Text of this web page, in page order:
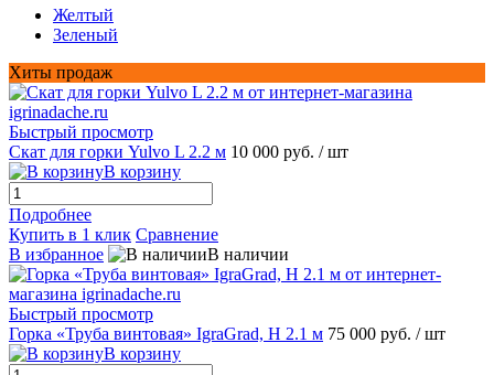
Желтый
Зеленый
Хиты продаж
Быстрый просмотр
Скат для горки Yulvo L 2.2 м 10 000 руб. / шт
В корзину
Подробнее
Купить в 1 клик Сравнение
В избранное
В наличии
Быстрый просмотр
Горка «Труба винтовая» IgraGrad, H 2.1 м 75 000 руб. / шт
В корзину